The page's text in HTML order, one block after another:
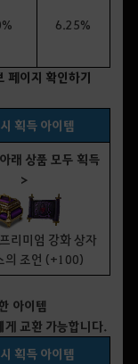
6.25%
페이지 확인하기
획득 아이템
래 상품 모두 획득
>
리미엄 강화 상자
의 조언 (+100)
아이템
게 교환 가능합니다.
획득 아이템